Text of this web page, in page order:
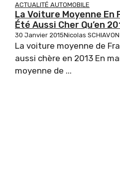
ACTUALITÉ AUTOMOBILE
La Voiture Moyenne En
Été Aussi Cher Qu’en
30 Janvier 2015Nicolas SCHIAVON
La voiture moyenne de
aussi chère en 2013 En
moyenne de ...